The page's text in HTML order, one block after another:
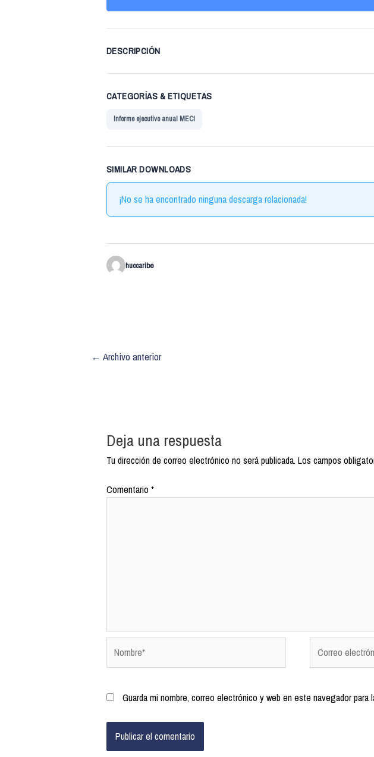
DESCRIPCIÓN
CATEGORÍAS & ETIQUETAS
Informe ejecutivo anual MECI
SIMILAR DOWNLOADS
¡No se ha encontrado ninguna descarga relacionada!
huccaribe
← Archivo anterior
Deja una respuesta
Tu dirección de correo electrónico no será publicada.Los campos
Comentario *
Guarda mi nombre, correo electrónico y web en este navegador para